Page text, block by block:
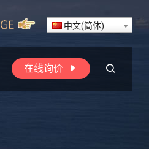
中文(简体)
在线询价